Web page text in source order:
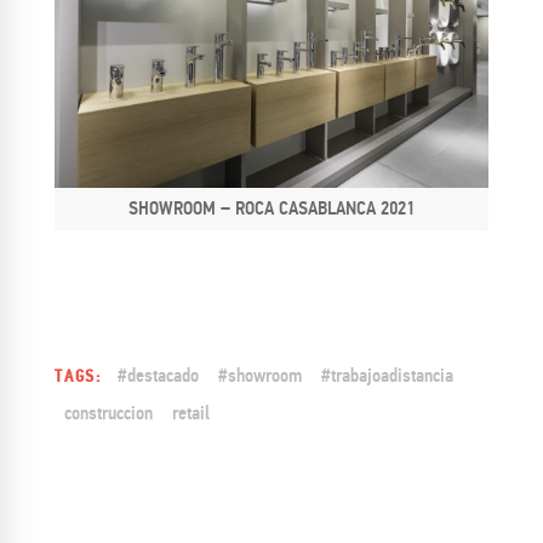
SHOWROOM – ROCA CASABLANCA 2021
TAGS: #destacado #showroom
#trabajoadistancia
construccion
retail